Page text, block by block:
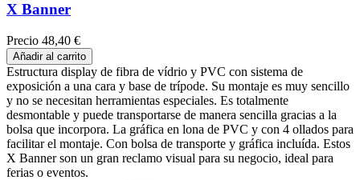
X Banner
Precio 48,40 €
Añadir al carrito
Estructura display de fibra de vídrio y PVC con sistema de
exposición a una cara y base de trípode. Su montaje es muy sencillo
y no se necesitan herramientas especiales. Es totalmente
desmontable y puede transportarse de manera sencilla gracias a la
bolsa que incorpora. La gráfica en lona de PVC y con 4 ollados para
facilitar el montaje. Con bolsa de transporte y gráfica incluída. Estos
X Banner son un gran reclamo visual para su negocio, ideal para
ferias o eventos.